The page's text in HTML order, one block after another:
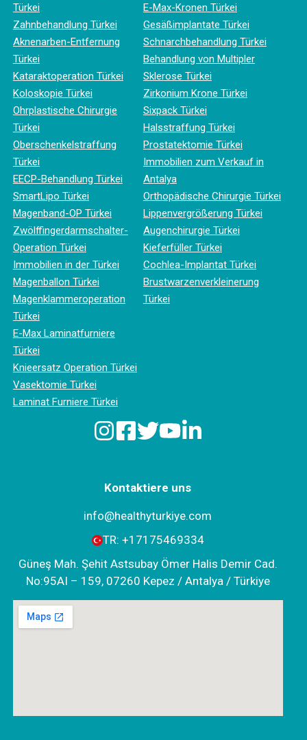
Türkei
Zahnbehandlung Türkei
Aknenarben-Entfernung
Türkei
Kataraktoperation Türkei
Koloskopie Türkei
Ohrplastische Chirurgie
Türkei
Oberschenkelstraffung
Türkei
EECP-Behandlung Türkei
SmartLipo Türkei
Magenband-OP Türkei
Zwölffingerdarmschalter-
Operation Türkei
Immobilien in der Türkei
Magenballon Türkei
Magenklammeroperation
Türkei
E-Max Laminatfurniere
Türkei
Knieersatz Operation Türkei
Vasektomie Türkei
Laminat Furniere Türkei
E-Max-Kronen Türkei
Gesäßimplantate Türkei
Schnarchbehandlung Türkei
Behandlung von Multipler
Sklerose Türkei
Zirkonium Krone Türkei
Sixpack Türkei
Halsstraffung Türkei
Prostatektomie Türkei
Immobilien zum Verkauf in
Antalya
Orthopädische Chirurgie Türkei
Lippenvergrößerung Türkei
Augenchirurgie Türkei
Kieferfüller Türkei
Cochlea-Implantat Türkei
Brustwarzenverkleinerung
Türkei
Kontaktiere uns
info@healthyturkiye.com
TR: +‪17175469334‬
Güneş Mah. Şehit Astsubay Ömer Halis Demir Cad.
No:95AI – 159, 07260 Kepez / Antalya / Türkiye